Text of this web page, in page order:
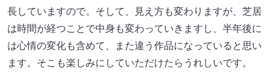
長していますので。そして、見え方も変わりますが、芝居
は時間が経つことで中身も変わっていきますし、半年後に
は心情の変化も含めて、また違う作品になっていると思い
ます。そこも楽しみにしていただけたらうれしいです。